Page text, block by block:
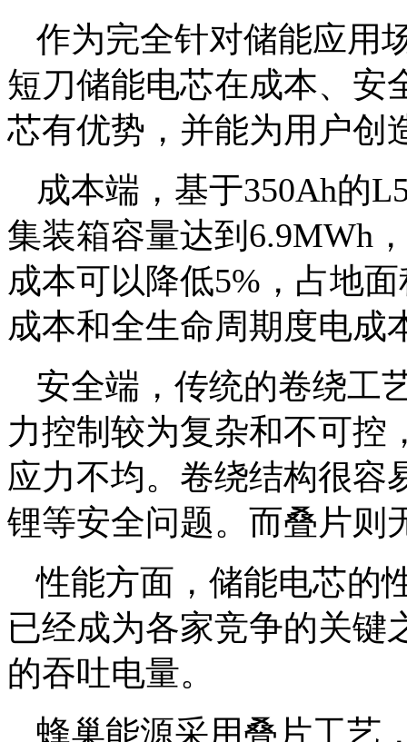
作为完全针对储能应用
短刀储能电芯在成本、安
芯有优势，并能为用户创
成本端，基于350Ah的
集装箱容量达到6.9MWh
成本可以降低5%，占地
成本和全生命周期度电成
安全端，传统的卷绕工
力控制较为复杂和不可控
应力不均。卷绕结构很容
锂等安全问题。而叠片则
性能方面，储能电芯的
已经成为各家竞争的关键
的吞吐电量。
蜂巢能源采用叠片工艺